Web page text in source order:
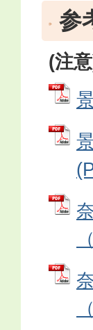
参
(注